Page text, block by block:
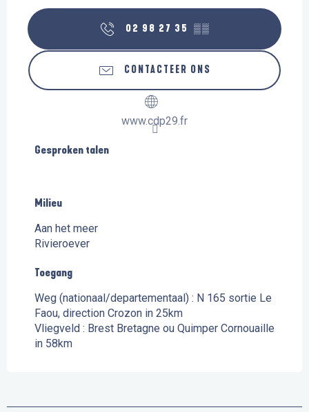
02 98 27 35 ▒▒
CONTACTEER ONS
www.cdp29.fr
Gesproken talen
Gesproken talen
Milieu
Milieu
Aan het meer
Rivieroever
Toegang
Toegang
Weg (nationaal/departementaal) : N 165 sortie Le
Faou, direction Crozon in 25km
Vliegveld : Brest Bretagne ou Quimper Cornouaille
in 58km